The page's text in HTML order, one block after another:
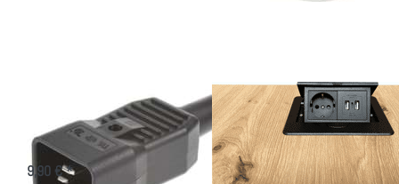
Stecker IEC 16A
IEC Stecker 16A für den USV-
Anschluss
9,90 € *
Versenkbarer
Stromanschluss
230V, USB-C und USB-A Versorgung
in der Deckplatte